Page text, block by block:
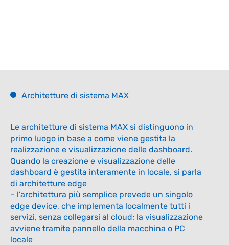
MAX Modulo JOB
EXECUTOR
Modulo opzionale
Maggiori informazioni
MAX Modulo
MAINTENANCE
NEW
Modulo opzionale
Architetture di sistema MAX
Le architetture di sistema MAX si distinguono in
primo luogo in base a come viene gestita la
realizzazione e visualizzazione delle dashboard.
Quando la creazione e visualizzazione delle
dashboard è gestita interamente in locale, si parla
di architetture edge
– l’architettura più semplice prevede un singolo
edge device, che implementa localmente tutti i
servizi, senza collegarsi al cloud; la visualizzazione
avviene tramite pannello della macchina o PC
locale